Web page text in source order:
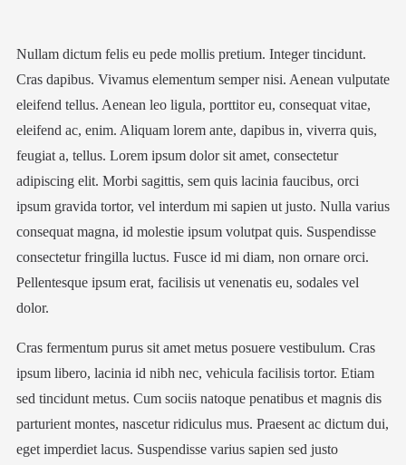
Nullam dictum felis eu pede mollis pretium. Integer tincidunt.
Cras dapibus. Vivamus elementum semper nisi. Aenean vulputate
eleifend tellus. Aenean leo ligula, porttitor eu, consequat vitae,
eleifend ac, enim. Aliquam lorem ante, dapibus in, viverra quis,
feugiat a, tellus. Lorem ipsum dolor sit amet, consectetur
adipiscing elit. Morbi sagittis, sem quis lacinia faucibus, orci
ipsum gravida tortor, vel interdum mi sapien ut justo. Nulla varius
consequat magna, id molestie ipsum volutpat quis. Suspendisse
consectetur fringilla luctus. Fusce id mi diam, non ornare orci.
Pellentesque ipsum erat, facilisis ut venenatis eu, sodales vel
dolor.
Cras fermentum purus sit amet metus posuere vestibulum. Cras
ipsum libero, lacinia id nibh nec, vehicula facilisis tortor. Etiam
sed tincidunt metus. Cum sociis natoque penatibus et magnis dis
parturient montes, nascetur ridiculus mus. Praesent ac dictum dui,
eget imperdiet lacus. Suspendisse varius sapien sed justo